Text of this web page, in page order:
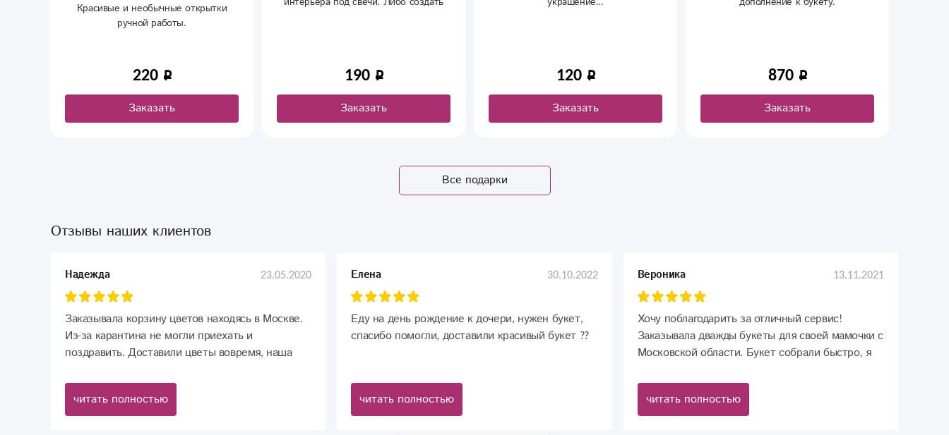
Красивые и необычные открытки
ручной работы.
220
Заказать
190
Заказать
120
Заказать
870
Заказать
Все подарки
Отзывы наших клиентов
Надежда 23.05.2020
Заказывала корзину цветов находясь в Москве.
Из-за карантина не могли приехать и
поздравить. Доставили цветы вовремя, наша
большое.
читать полностью
Елена 30.10.2022
Еду на день рождение к дочери, нужен букет,
спасибо помогли, доставили красивый букет ??
читать полностью
Вероника 13.11.2021
Хочу поблагодарить за отличный сервис!
Заказывала дважды букеты для своей мамочки с
Московской области. Букет собрали быстро, я
букет! Прислали фото букета, которое
полностью соответствовало доставленному.
Мама довольна! Цветы наисвежайшие! Всем
читать полностью